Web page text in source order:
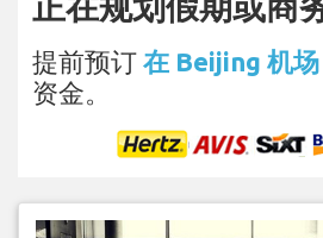
提前预订 在 Beijing 机
资金。